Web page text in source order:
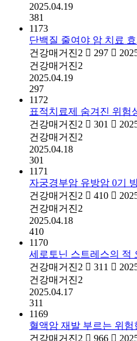
2025.04.19
381
1173
단백질 줄여야 암 치료
건강매거진2
297
건강매거진2
2025.04.19
297
1172
표적치료제 숨겨진 위험
건강매거진2
301
건강매거진2
2025.04.18
301
1171
자궁경부암 유방암 0기
건강매거진2
410
건강매거진2
2025.04.18
410
1170
세로토닌 스트레스의 적
건강매거진2
311
건강매거진2
2025.04.17
311
1169
혈액암 재발 부르는 위험
건강매거진2
966